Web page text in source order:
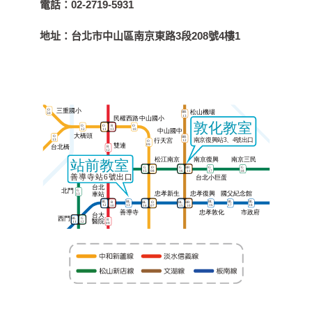
電話：02-2719-5931
地址： 台北市中山區南京東路3段208號4樓1